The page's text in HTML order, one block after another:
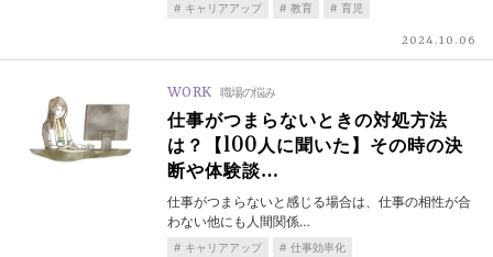
キャリアアップ 教育 育児
2024.10.06
WORK 職場の悩み
仕事がつまらないときの対処方法
は？【100人に聞いた】その時の決
断や体験談…
仕事がつまらないと感じる場合は、仕事の相性が合
わない他にも人間関係…
キャリアアップ 仕事効率化